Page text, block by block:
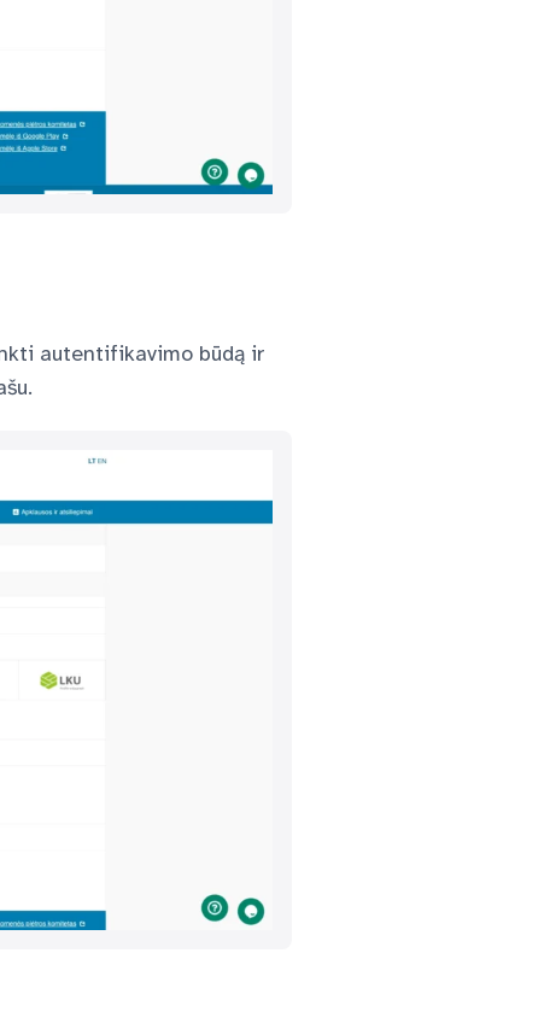
autentifikavimo būdą ir